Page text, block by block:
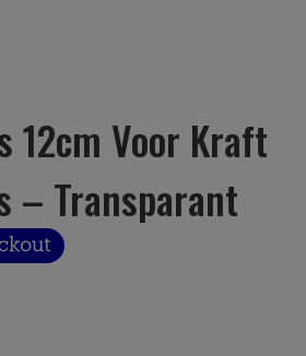
12cm Voor Kraft
– Transparant